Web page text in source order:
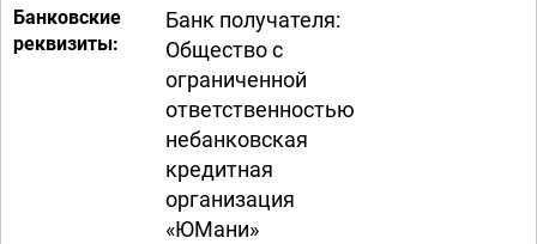
Банковские
реквизиты:
Банк получателя:
Общество с
ограниченной
ответственностью
небанковская
кредитная
организация
«ЮМани»